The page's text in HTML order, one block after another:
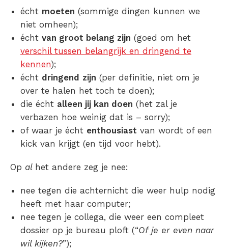
écht moeten (sommige dingen kunnen we
niet omheen);
écht van groot belang zijn (goed om het
verschil tussen belangrijk en dringend te
kennen);
écht dringend zijn (per definitie, niet om je
over te halen het toch te doen);
die écht alleen jij kan doen ( het zal je
verbazen hoe weinig dat is – sorry);
of waar je écht enthousiast van wordt of een
kick van krijgt (en tijd voor hebt).
Op al het andere zeg je nee:
nee tegen die achternicht die weer hulp nodig
heeft met haar computer;
nee tegen je collega, die weer een compleet
dossier op je bureau ploft (“Of je er even naar
wil kijken?”);